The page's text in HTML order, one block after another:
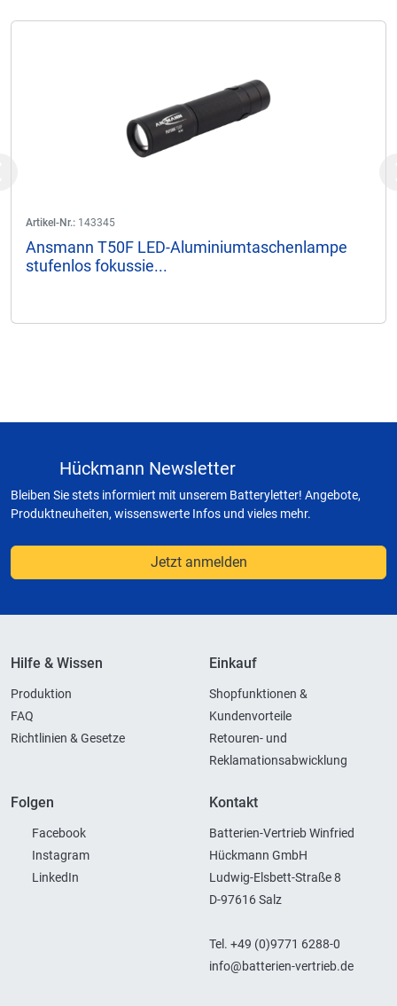
Artikel-Nr.: 143345
Ansmann T50F LED-Aluminiumtaschenlampe
stufenlos fokussie...
Hückmann Newsletter
Bleiben Sie stets informiert mit unserem Batteryletter! Angebote,
Produktneuheiten, wissenswerte Infos und vieles mehr.
Jetzt anmelden
Hilfe & Wissen
Produktion
FAQ
Richtlinien & Gesetze
Einkauf
Shopfunktionen &
Kundenvorteile
Retouren- und
Reklamationsabwicklung
Folgen
Facebook
Instagram
LinkedIn
Kontakt
Batterien-Vertrieb Winfried
Hückmann GmbH
Ludwig-Elsbett-Straße 8
D-97616 Salz
Tel. +49 (0)9771 6288-0
info@batterien-vertrieb.de